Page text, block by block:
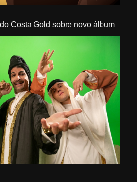
Costa Gold sobre novo álbum